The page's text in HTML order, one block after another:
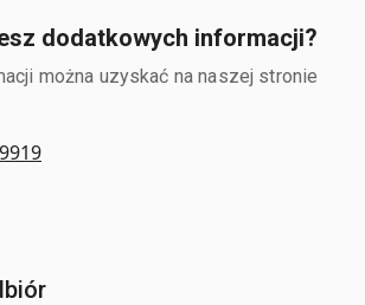
dodatkowych informacji?
można uzyskać na naszej stronie